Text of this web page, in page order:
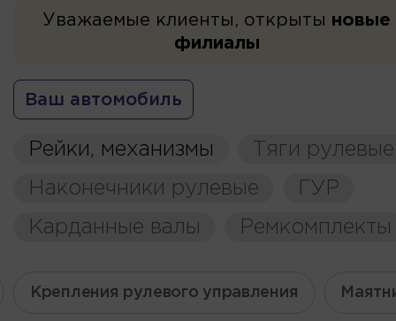
Уважаемые клиенты, открыты новые
филиалы
Ваш автомобиль
Рейки, механизмы
Тяги рулевые
Наконечники рулевые
ГУР
Карданные валы
Ремкомплекты
Крепления рулевого управления